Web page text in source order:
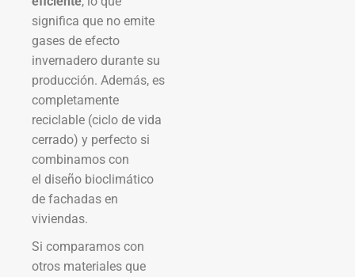
significa que no emite
gases de efecto
invernadero durante su
producción. Además, es
completamente
reciclable (ciclo de vida
cerrado) y perfecto si
combinamos con
el diseño bioclimático
de fachadas en
viviendas.
Si comparamos con
otros materiales que